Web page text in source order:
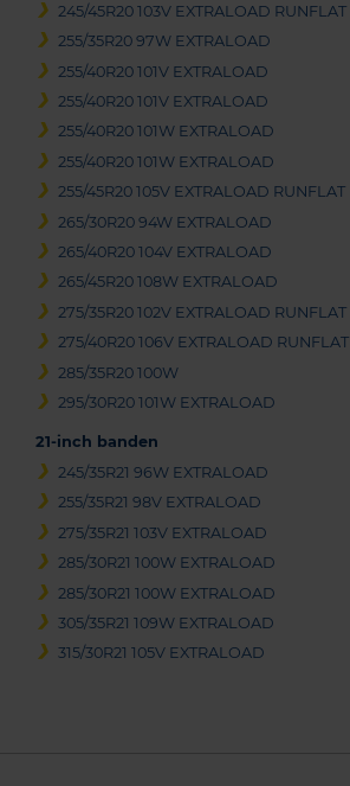
245/45R20 103V EXTRALOAD RUNFLAT
255/35R20 97W EXTRALOAD
255/40R20 101V EXTRALOAD
255/40R20 101V EXTRALOAD
255/40R20 101W EXTRALOAD
255/40R20 101W EXTRALOAD
255/45R20 105V EXTRALOAD RUNFLAT
265/30R20 94W EXTRALOAD
265/40R20 104V EXTRALOAD
265/45R20 108W EXTRALOAD
275/35R20 102V EXTRALOAD RUNFLAT
275/40R20 106V EXTRALOAD RUNFLAT
285/35R20 100W
295/30R20 101W EXTRALOAD
21-inch banden
245/35R21 96W EXTRALOAD
255/35R21 98V EXTRALOAD
275/35R21 103V EXTRALOAD
285/30R21 100W EXTRALOAD
285/30R21 100W EXTRALOAD
305/35R21 109W EXTRALOAD
315/30R21 105V EXTRALOAD